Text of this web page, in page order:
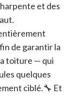
et des
de garantir la
toiture — qui
quelques
ciblé.🔧 Et